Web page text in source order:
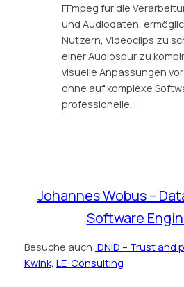
FFmpeg für die
und Audiodaten,
Nutzern, Videoclips zu
einer Audiospur zu
visuelle Anpassungen
ohne auf komplexe
professionelle…
Johannes Wobus –
Software
Besuche auch: DNID – Trust and
Kwink, LE-Consulting